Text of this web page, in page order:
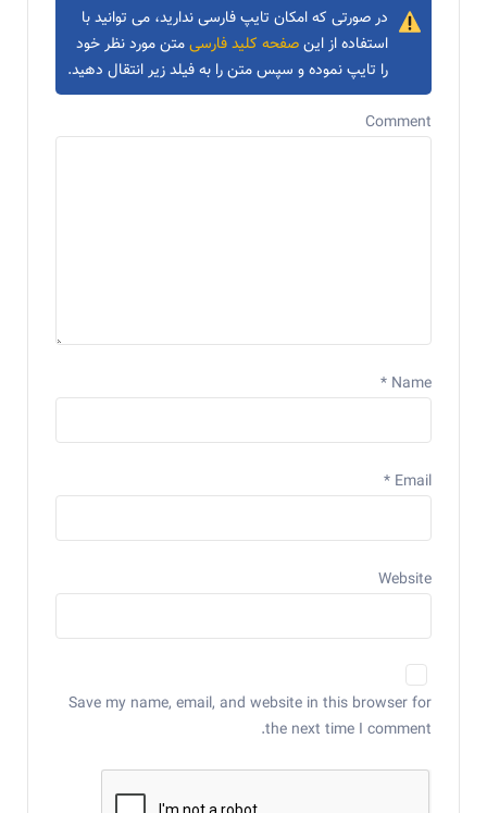
در صورتی که امکان تایپ فارسی ندارید، می توانید با
استفاده از اینصفحه کلید فارسیمتن مورد نظر خود
را تایپ نموده و سپس متن را به فیلد زیر انتقال دهید.
Comment
Name
*
Email
*
Website
Save my name, email, and website in this browser for
the next time I comment.